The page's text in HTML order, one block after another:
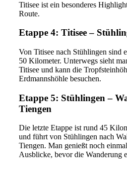
Titisee ist ein besonderes
Route.
Etappe 4: Titisee –
Von Titisee nach Stühlingen sind
50 Kilometer. Unterwegs sieht
Titisee und kann die
Erdmannshöhle besuchen.
Etappe 5: Stühlingen –
Tiengen
Die letzte Etappe ist rund 45
und führt von Stühlingen nach
Tiengen. Man genießt noch
Ausblicke, bevor die Wanderung